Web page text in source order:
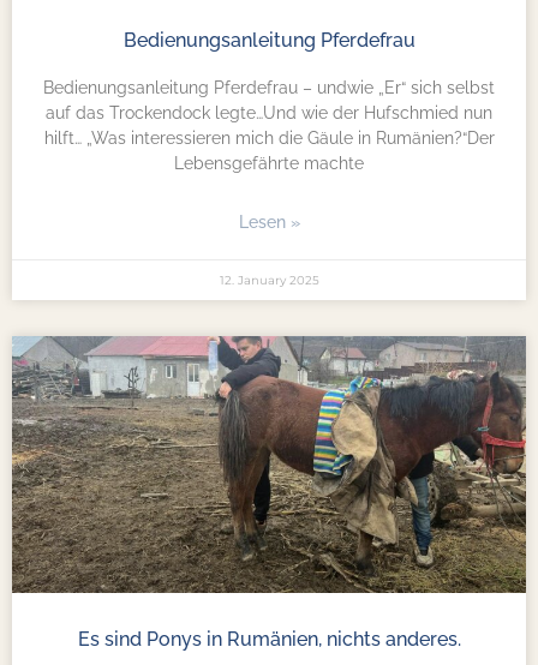
Bedienungsanleitung Pferdefrau
Bedienungsanleitung Pferdefrau – undwie „Er“ sich selbst
auf das Trockendock legte…Und wie der Hufschmied nun
hilft… „Was interessieren mich die Gäule in Rumänien?“Der
Lebensgefährte machte
Lesen »
12. January 2025
Es sind Ponys in Rumänien, nichts anderes.